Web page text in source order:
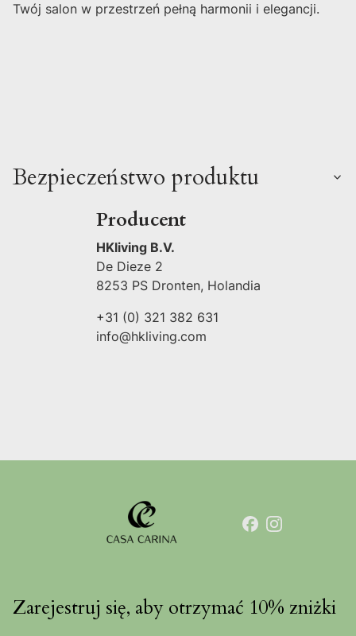
Twój salon w przestrzeń pełną harmonii i elegancji.
Bezpieczeństwo produktu
Producent
HKliving B.V.
De Dieze 2
8253 PS Dronten, Holandia
+31 (0) 321 382 631
info@hkliving.com
Zarejestruj się, aby otrzymać 10% zniżki